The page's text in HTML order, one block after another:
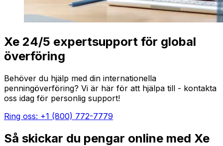
Xe 24/5 expertsupport för global
överföring
Behöver du hjälp med din internationella
penningöverföring? Vi är här för att hjälpa till - kontakta
oss idag för personlig support!
Ring oss: +1 (800) 772-7779
Så skickar du pengar online med Xe